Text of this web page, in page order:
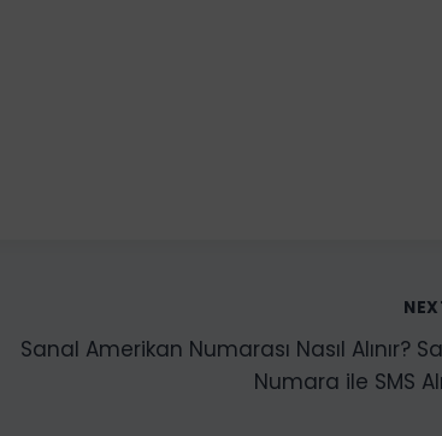
Sanal Amerikan Numarası Nasıl Alınır?
Numara ile SMS